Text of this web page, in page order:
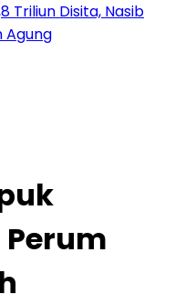
Triliun Disita, Nasib
Agung